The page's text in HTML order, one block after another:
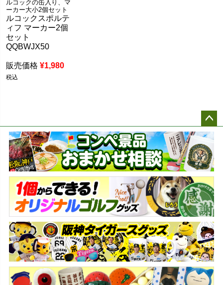
ルコックの缶入り、マ
ーカー大小2個セット
ルコックスポルテ
ィフ マーカー2個
セット
QQBWJX50
販売価格 ¥1,980
税込
ペー
ジト
ップ
へ